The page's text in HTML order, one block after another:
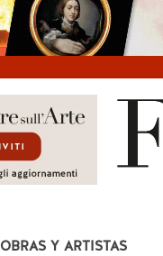
OBRAS Y ARTISTAS